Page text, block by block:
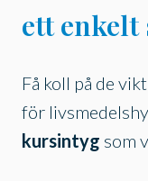
ett enkelt
Få koll på de
för
kursintyg som